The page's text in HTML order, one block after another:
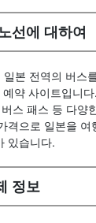
선에 대하여
본 전역의 버스
약 사이트입니
스 패스 등 다양
격으로 일본을 여
있습니다.
정보